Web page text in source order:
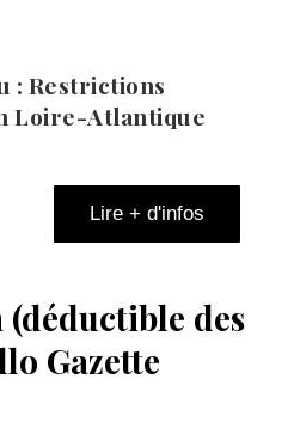
: Restrictions
Loire-Atlantique
Lire + d'infos
des
Gazette